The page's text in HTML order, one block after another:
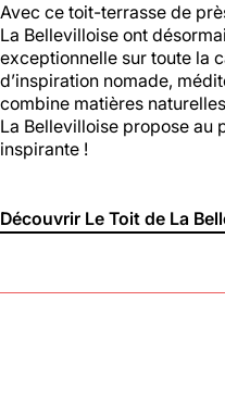
Avec ce toit-terrasse de
La Bellevilloise ont
exceptionnelle sur toute la
d’inspiration nomade,
combine matières
La Bellevilloise propose au
inspirante !
Découvrir Le Toit de La